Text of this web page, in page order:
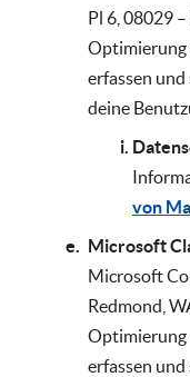
Pl 6, 08029
Optimierung
erfassen
deine
von
Microsoft
Microsoft
Redmond,
Optimierung
erfassen